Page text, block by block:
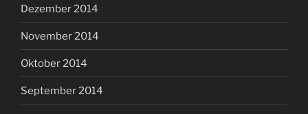
Dezember 2014
November 2014
Oktober 2014
September 2014